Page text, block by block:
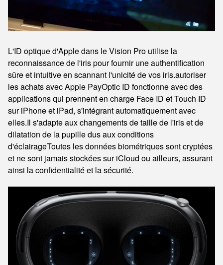
L'ID optique d'Apple dans le Vision Pro utilise la
reconnaissance de l'iris pour fournir une authentification
sûre et intuitive en scannant l'unicité de vos iris.autoriser
les achats avec Apple PayOptic ID fonctionne avec des
applications qui prennent en charge Face ID et Touch ID
sur iPhone et iPad, s'intégrant automatiquement avec
elles.Il s'adapte aux changements de taille de l'iris et de
dilatation de la pupille dus aux conditions
d'éclairageToutes les données biométriques sont cryptées
et ne sont jamais stockées sur iCloud ou ailleurs, assurant
ainsi la confidentialité et la sécurité.